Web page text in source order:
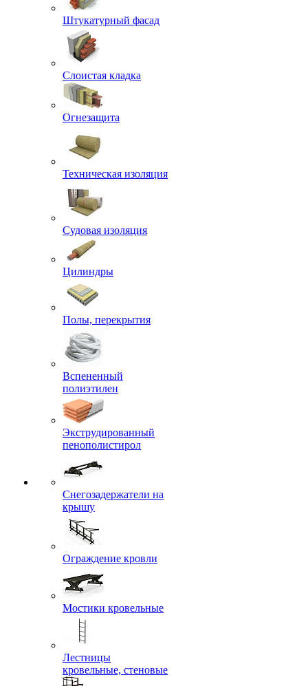
Штукатурный фасад
Слоистая кладка
Огнезащита
Техническая изоляция
Судовая изоляция
Цилиндры
Полы, перекрытия
Вспененный
полиэтилен
Экструдированный
пенополистирол
Снегозадержатели на
крышу
Ограждение кровли
Мостики кровельные
Лестницы
кровельные, стеновые